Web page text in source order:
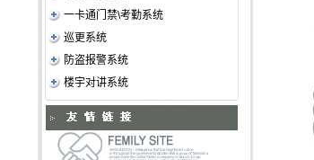
一卡通门禁\考勤系统
巡更系统
防盗报警系统
楼宇对讲系统